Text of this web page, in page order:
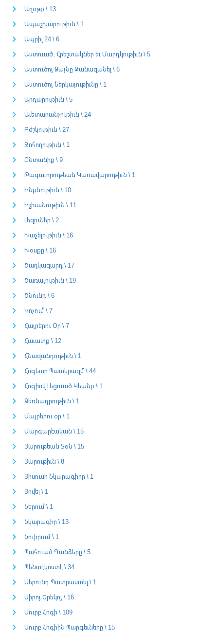
Աղօթք \ 13
Ապաշխարութիւն \ 1
Ապրիլ 24 \ 6
Աստուած, Հրեշտակներ եւ Մարդկութիւն \ 5
Աստուծոյ Ձայնը Զանազանել \ 6
Աստուծոյ Ներկայութիւնը \ 1
Արդարութիւն \ 5
Աւետարանչութիւն \ 24
Բժշկութիւն \ 27
Զոհողութիւն \ 1
Ընտանիք \ 9
Թագաւորութեան Կառավարութիւն \ 1
Ինքնութիւն \ 10
Իշխանութիւն \ 11
Լեզուներ \ 2
Խաչելութիւն \ 16
Խօսքը \ 16
Ծաղկազարդ \ 17
Ծառայութիւն \ 19
Ծնունդ \ 6
Կոչում \ 7
Հայրերու Օր \ 7
Հաւատք \ 12
Հնազանդութիւն \ 1
Հոգեւոր Պատերազմ \ 44
Հոգիով Լեցուած Կեանք \ 1
Ձեռնադրութիւն \ 1
Մայրերու օր \ 1
Մարգարէական \ 15
Յարութեան Տօն \ 15
Յարութիւն \ 8
Յիսուսի Նկարագիրը \ 1
Յովել \ 1
Ներում \ 1
Նկարագիր \ 13
Նուիրում \ 1
Պահուած Գանձերը \ 5
Պենտէկոստէ \ 34
Սերունդ Պատրաստել \ 1
Սիրոյ Երեկոյ \ 16
Սուրբ Հոգի \ 109
Սուրբ Հոգիին Պարգեւները \ 15